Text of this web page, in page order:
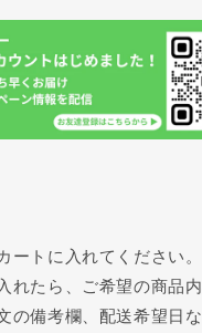
ートに入れてください。
れたら、ご希望の商品
の備考欄、配送希望日